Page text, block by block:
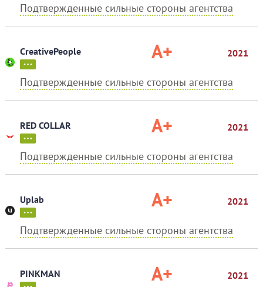
Подтвержденные сильные стороны агентства
CreativePeople A+ 2021
Подтвержденные сильные стороны агентства
RED COLLAR A+ 2021
Подтвержденные сильные стороны агентства
Uplab A+ 2021
Подтвержденные сильные стороны агентства
PINKMAN A+ 2021